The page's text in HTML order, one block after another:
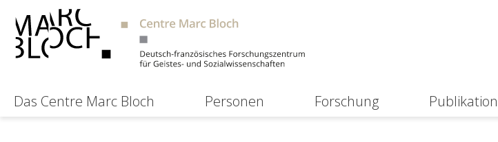
Das Centre Marc Bloch Personen Forschung